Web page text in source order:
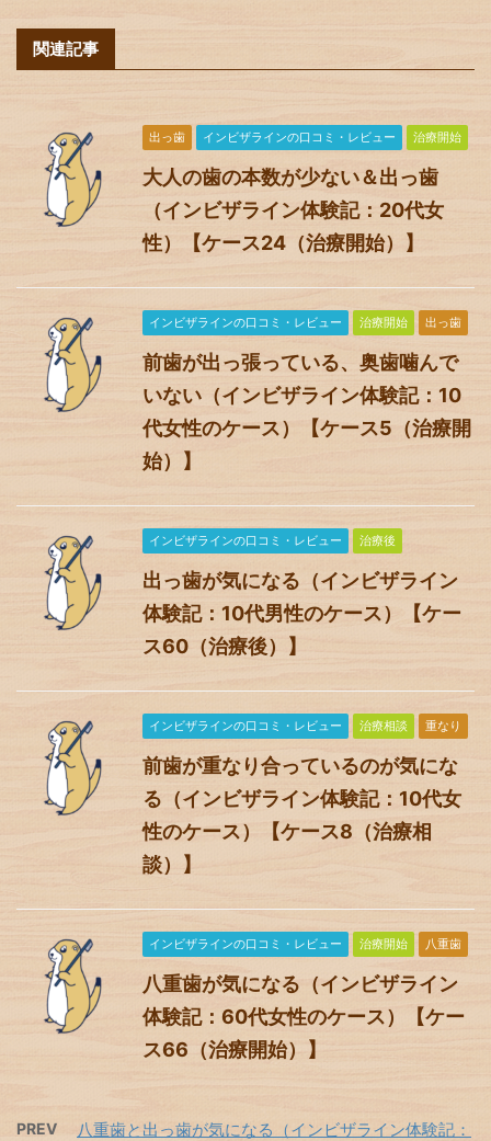
関連記事
出っ歯 インビザラインの口コミ・レビュー 治療開始
大人の歯の本数が少ない＆出っ歯
（インビザライン体験記：20代女
性）【ケース24（治療開始）】
インビザラインの口コミ・レビュー 治療開始 出っ歯
前歯が出っ張っている、奥歯噛んで
いない（インビザライン体験記：10
代女性のケース）【ケース5（治療開
始）】
インビザラインの口コミ・レビュー 治療後
出っ歯が気になる（インビザライン
体験記：10代男性のケース）【ケー
ス60（治療後）】
インビザラインの口コミ・レビュー 治療相談 重なり
前歯が重なり合っているのが気にな
る（インビザライン体験記：10代女
性のケース）【ケース8（治療相
談）】
インビザラインの口コミ・レビュー 治療開始 八重歯
八重歯が気になる（インビザライン
体験記：60代女性のケース）【ケー
ス66（治療開始）】
PREV
八重歯と出っ歯が気になる（インビザライン体験記：